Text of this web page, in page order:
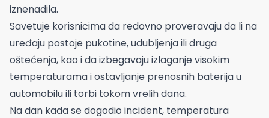
iznenadila.
Savetuje korisnicima da redovno proveravaju da li na
uređaju postoje pukotine, udubljenja ili druga
oštećenja, kao i da izbegavaju izlaganje visokim
temperaturama i ostavljanje prenosnih baterija u
automobilu ili torbi tokom vrelih dana.
Na dan kada se dogodio incident, temperatura